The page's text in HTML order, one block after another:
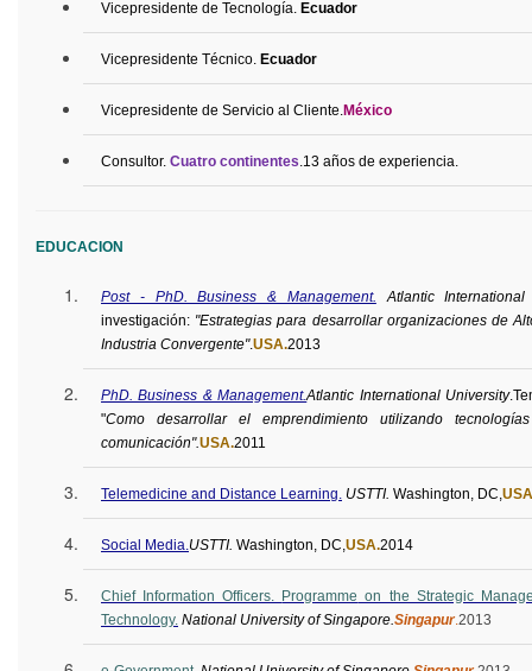
Vicepresidente de Tecnología Ecuador
Vicepresidente Técnico Ecuador
Vicepresidente de Servicio al Cliente. México
Consultor. Cuatro continentes .13 años de experiencia.
EDUCACION
Post - PhD. Business & Management.
Atlantic International
investigación: "Estrategias para desarrollar organizaciones de
Industria Convergente".USA.2013
PhD. Business & Management.Atlantic International University.
"Como desarrollar el emprendimiento utilizando
comunicación".USA.2011
Telemedicine and Distance Learning. USTTI. Washington, DC,
Social Media. USTTI. Washington, DC, USA.2014
Chief Information Officers. Programme on the Strategic
Technology. National University of Singapore. Singapur.2013